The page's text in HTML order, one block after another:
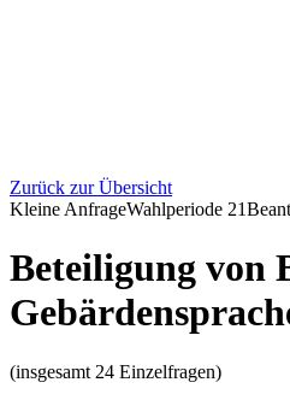
Zurück zur Übersicht
Kleine AnfrageWahlperiode 21
Beteiligung von
(insgesamt 24 Einzelfragen)